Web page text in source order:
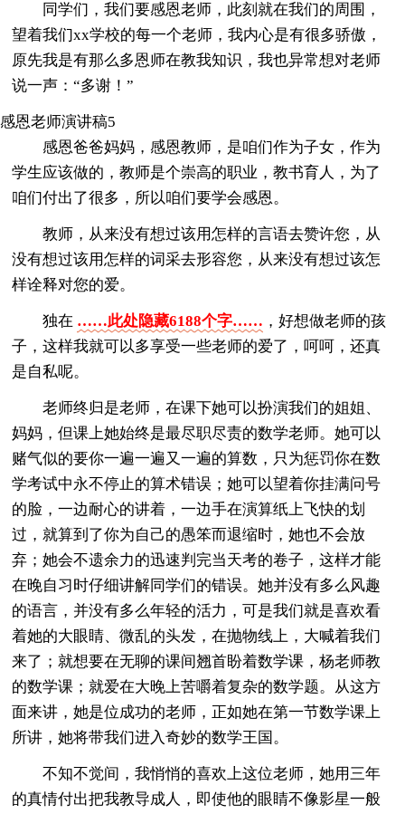
同学们，我们要感恩老师，此刻就在我们的周围，
望着我们xx学校的每一个老师，我内心是有很多骄傲，
原先我是有那么多恩师在教我知识，我也异常想对老师
说一声：“多谢！”
感恩老师演讲稿5
感恩爸爸妈妈，感恩教师，是咱们作为子女，作为
学生应该做的，教师是个崇高的职业，教书育人，为了
咱们付出了很多，所以咱们要学会感恩。
教师，从来没有想过该用怎样的言语去赞许您，从
没有想过该用怎样的词采去形容您，从来没有想过该怎
样诠释对您的爱。
独在 ……此处隐藏6188个字…… ，好想做老师的孩
子，这样我就可以多享受一些老师的爱了，呵呵，还真
是自私呢。
老师终归是老师，在课下她可以扮演我们的姐姐、
妈妈，但课上她始终是最尽职尽责的数学老师。她可以
赌气似的要你一遍一遍又一遍的算数，只为惩罚你在数
学考试中永不停止的算术错误；她可以望着你挂满问号
的脸，一边耐心的讲着，一边手在演算纸上飞快的划
过，就算到了你为自己的愚笨而退缩时，她也不会放
弃；她会不遗余力的迅速判完当天考的卷子，这样才能
在晚自习时仔细讲解同学们的错误。她并没有多么风趣
的语言，并没有多么年轻的活力，可是我们就是喜欢看
着她的大眼睛、微乱的头发，在抛物线上，大喊着我们
来了；就想要在无聊的课间翘首盼着数学课，杨老师教
的数学课；就爱在大晚上苦嚼着复杂的数学题。从这方
面来讲，她是位成功的老师，正如她在第一节数学课上
所讲，她将带我们进入奇妙的数学王国。
不知不觉间，我悄悄的喜欢上这位老师，她用三年
的真情付出把我教导成人，即使他的眼睛不像影星一般